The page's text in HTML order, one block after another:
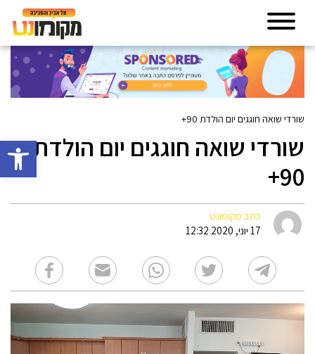
פתח
שורדי שואה חוגגים יום הולדת 90+
שורדי שואה חוגגים יום הולדת
90+
כתב מקומונט
17 יוני, 2020 12:32